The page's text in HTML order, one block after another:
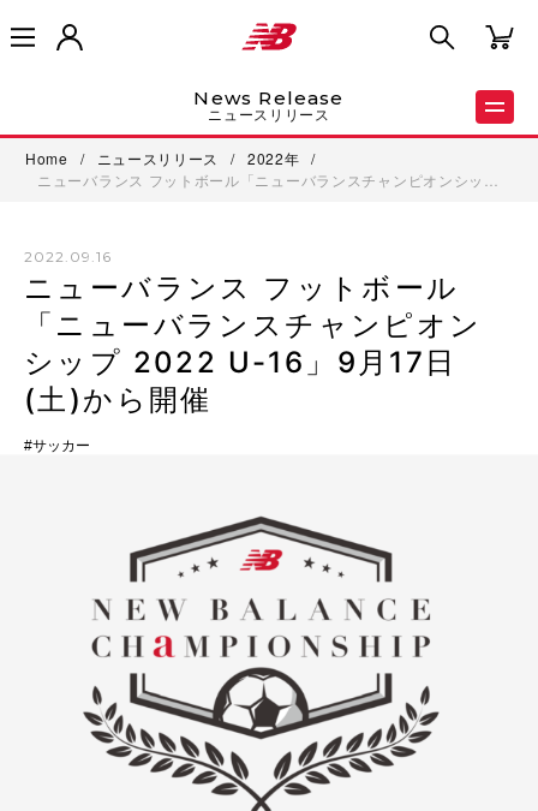
News Release
ニュースリリース
Home / ニュースリリース / 2022年
/
ニューバランス フットボール「ニューバランスチャンピオンシッ…
2022.09.16
ニューバランス フットボール
「ニューバランスチャンピオン
シップ 2022 U-16」9月17日
(土)から開催
サッカー